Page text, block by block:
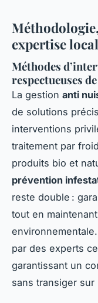
expertise
Méthodes
respectueuses
La gestion anti
de solutions
interventions
traitement par
produits bio et
prévention
reste double :
tout en
par des experts
garantissant un
sans transiger sur